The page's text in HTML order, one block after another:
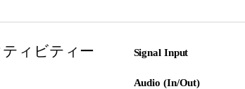
ティビティー Signal Input
Audio (In/Out)